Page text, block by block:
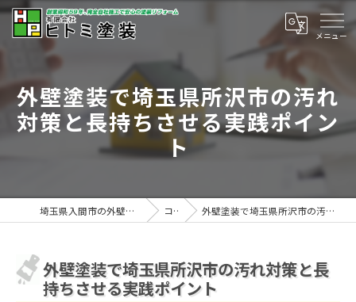
外壁塗装で埼玉県所沢市の汚れ
対策と長持ちさせる実践ポイン
ト
埼玉県入間市の外壁塗装は有限会社ヒトミ塗装 コラム 外壁塗装で埼玉県所沢市の汚れ対策と長持ちさせる実践ポイント
外壁塗装で埼玉県所沢市の汚れ対策と長
持ちさせる実践ポイント